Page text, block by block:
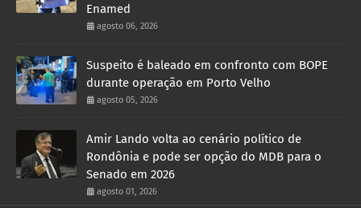
Enamed
agosto 06, 2026
Suspeito é baleado em confronto com BOPE
durante operação em Porto Velho
agosto 05, 2026
Amir Lando volta ao cenário político de
Rondônia e pode ser opção do MDB para o
Senado em 2026
agosto 01, 2026